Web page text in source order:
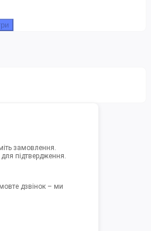
замовлення.
підтвердження.
дзвінок – ми